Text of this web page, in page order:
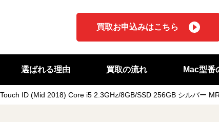
買取お申込みはこちら
選ばれる理由 買取の流れ Mac型番
ID (Mid 2018) Core i5 2.3GHz/8GB/SSD 256GB シルバー